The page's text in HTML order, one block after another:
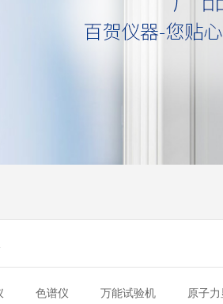
色谱仪 万能试验机
原子